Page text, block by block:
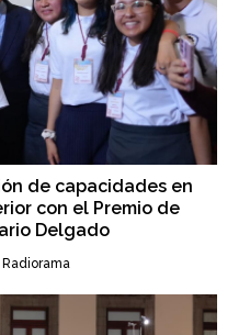
de capacidades en
con el Premio de
Delgado